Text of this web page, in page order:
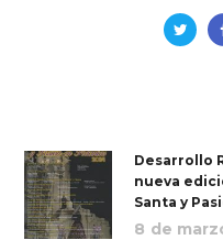
Desarrollo
nueva
Santa y
8 de